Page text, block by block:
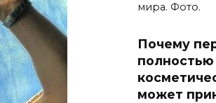
мира. Фото.
Почему
может